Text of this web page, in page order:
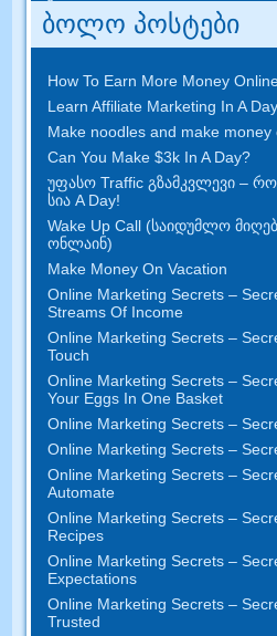
ბოლო პოსტები
How To Earn More Money
Learn Affiliate Marketing In A Day
Make noodles and make money
Can You Make $3k In A Day?
უფასო Traffic გზამკვლევი –
სია A Day!
Wake Up Call (საიდუმლო
ონლაინ)
Make Money On Vacation
Online Marketing Secrets –
Streams Of Income
Online Marketing Secrets –
Touch
Online Marketing Secrets –
Your Eggs In One Basket
Online Marketing Secrets –
Online Marketing Secrets –
Online Marketing Secrets –
Automate
Online Marketing Secrets –
Recipes
Online Marketing Secrets –
Expectations
Online Marketing Secrets –
Trusted